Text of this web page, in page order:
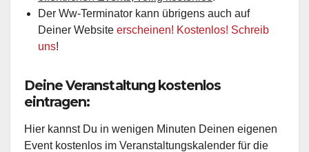
Der Ww-Terminator kann übrigens auch auf
Deiner Website erscheinen! Kostenlos! Schreib
uns!
Deine Veranstaltung kostenlos
eintragen:
Hier kannst Du in wenigen Minuten Deinen eigenen
Event kostenlos im Veranstaltungskalender für die